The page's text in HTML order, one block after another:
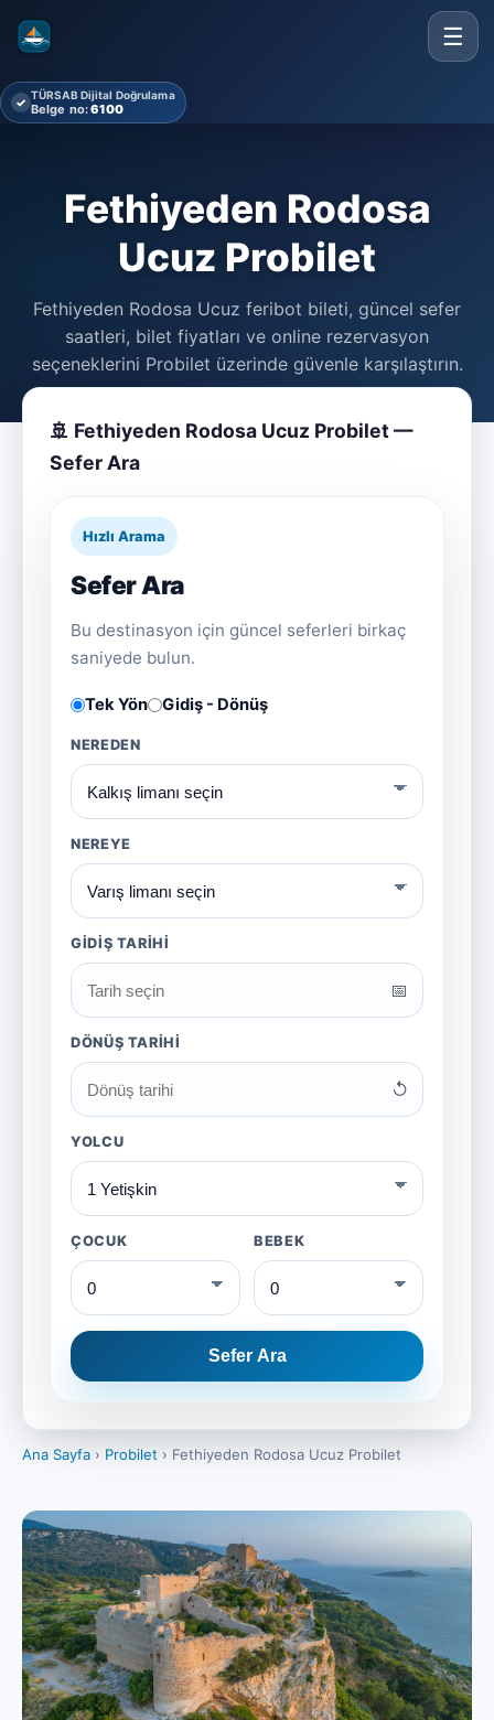
☰
✓ TÜRSAB Dijital Doğrulama
Belge no:6100
Fethiyeden Rodosa
Ucuz Probilet
Fethiyeden Rodosa Ucuz feribot bileti, güncel sefer
saatleri, bilet fiyatları ve online rezervasyon
seçeneklerini Probilet üzerinde güvenle karşılaştırın.
🚢 Fethiyeden Rodosa Ucuz Probilet —
Sefer Ara
Hızlı Arama
Sefer Ara
Bu destinasyon için güncel seferleri birkaç
saniyede bulun.
Tek Yön Gidiş - Dönüş
NEREDEN
NEREYE
GIDIŞ TARIHI
📅
DÖNÜŞ TARIHI
↺
YOLCU
ÇOCUK BEBEK
Sefer Ara
Ana Sayfa › Probilet › Fethiyeden Rodosa Ucuz Probilet